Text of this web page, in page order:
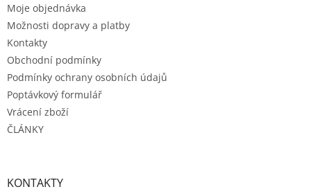
Moje objednávka
Možnosti dopravy a platby
Kontakty
Obchodní podmínky
Podmínky ochrany osobních údajů
Poptávkový formulář
Vrácení zboží
ČLÁNKY
KONTAKTY